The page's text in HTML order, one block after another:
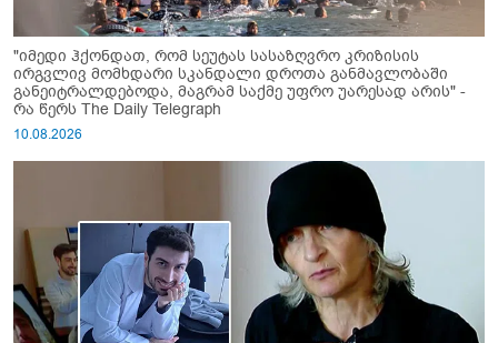
"იმედი ჰქონდათ, რომ სეუტას სასაზღვრო კრიზისის
ირგვლივ მომხდარი სკანდალი დროთა განმავლობაში
განეიტრალდებოდა, მაგრამ საქმე უფრო უარესად არის" -
რა წერს The Daily Telegraph
10.08.2026